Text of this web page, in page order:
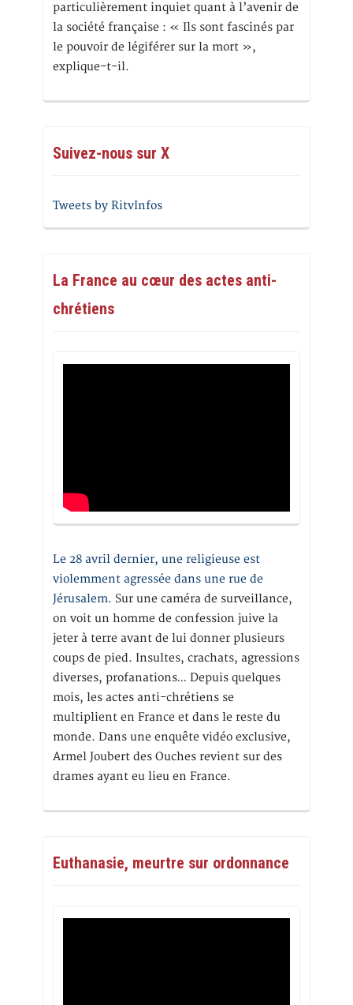
particulièrement inquiet quant à l’avenir de
la société française : « Ils sont fascinés par
le pouvoir de légiférer sur la mort »,
explique-t-il.
Suivez-nous sur X
Tweets by RitvInfos
La France au cœur des actes anti-
chrétiens
Le 28 avril dernier, une religieuse est
violemment agressée dans une rue de
Jérusalem. Sur une caméra de surveillance,
on voit un homme de confession juive la
jeter à terre avant de lui donner plusieurs
coups de pied. Insultes, crachats, agressions
diverses, profanations… Depuis quelques
mois, les actes anti-chrétiens se
multiplient en France et dans le reste du
monde. Dans une enquête vidéo exclusive,
Armel Joubert des Ouches revient sur des
drames ayant eu lieu en France.
Euthanasie, meurtre sur ordonnance